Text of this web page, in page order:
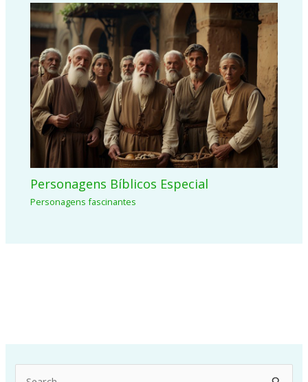
Personagens Bíblicos Especial
Personagens fascinantes